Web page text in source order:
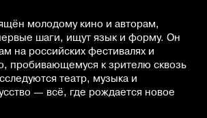
молодому кино и авторам,
шаги, ищут язык и форму. Он
на российских фестивалях и
пробивающемуся к зрителю сквозь
театр, музыка и
— всё, где рождается новое